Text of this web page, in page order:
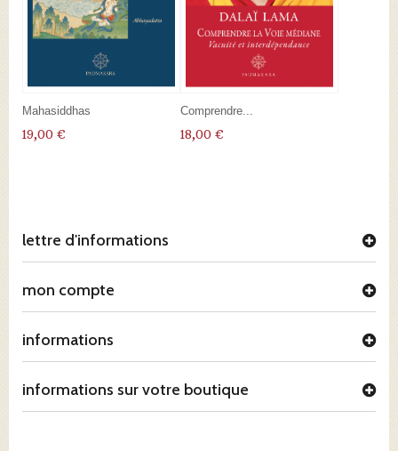
Mahasiddhas
19,00 €
Comprendre...
18,00 €
lettre d'informations
mon compte
informations
informations sur votre boutique